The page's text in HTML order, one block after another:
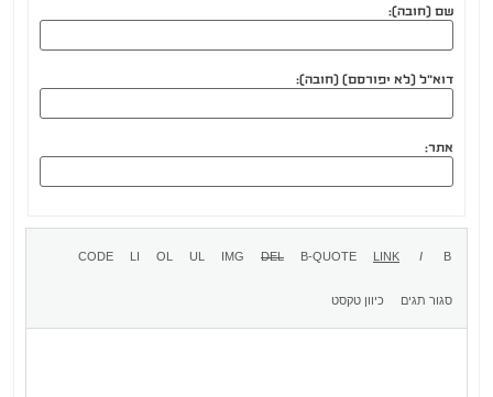
שם (חובה):
דוא"ל (לא יפורסם) (חובה):
אתר: